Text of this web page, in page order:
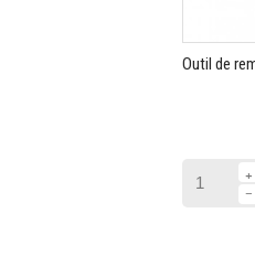
Outil de